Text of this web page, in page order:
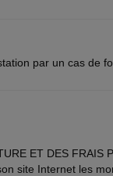
par un cas de
ET DES FRAIS
site Internet les